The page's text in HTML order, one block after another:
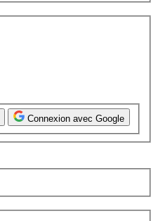
Connexion avec Google